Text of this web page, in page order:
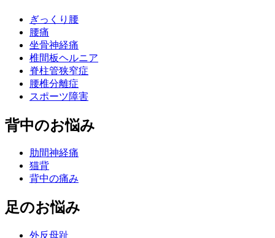
ぎっくり腰
腰痛
坐骨神経痛
椎間板ヘルニア
脊柱管狭窄症
腰椎分離症
スポーツ障害
背中のお悩み
肋間神経痛
猫背
背中の痛み
足のお悩み
外反母趾